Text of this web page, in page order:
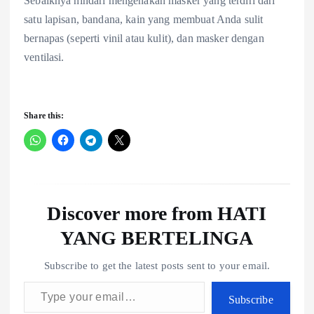
satu lapisan, bandana, kain yang membuat Anda sulit
bernapas (seperti vinil atau kulit), dan masker dengan
ventilasi.
Share this:
Discover more from HATI
YANG BERTELINGA
Subscribe to get the latest posts sent to your email.
Type your email…
Subscribe